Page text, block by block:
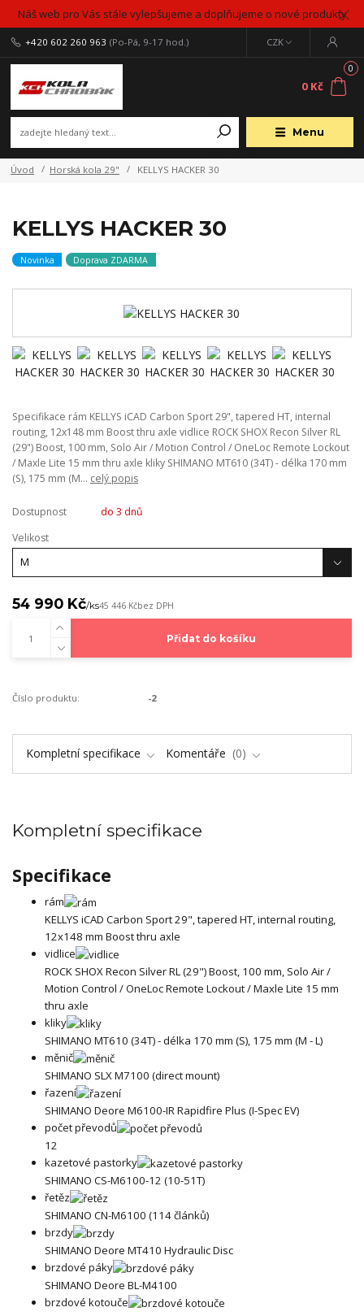
Náš web pro Vás stále vylepšujeme a doplňujeme o nové produkty
Menu
CZK
+420 602 260 963 (Po-Pá, 9-17 hod.)
0
0 Kč
Úvod Horská kola 29" KELLYS HACKER 30
KELLYS HACKER 30
Novinka Doprava ZDARMA
Specifikace rám KELLYS iCAD Carbon Sport 29", tapered HT, internal
routing, 12x148 mm Boost thru axle vidlice ROCK SHOX Recon Silver RL
(29") Boost, 100 mm, Solo Air / Motion Control / OneLoc Remote Lockout
/ Maxle Lite 15 mm thru axle kliky SHIMANO MT610 (34T) - délka 170 mm
(S), 175 mm (M... celý popis
Dostupnost
do 3 dnů
Velikost
54 990 Kč/ks45 446 Kčbez DPH
Přidat do košíku
Číslo produktu: -2
Kompletní specifikace Komentáře 0
Kompletní specifikace
Specifikace
rám
KELLYS iCAD Carbon Sport 29", tapered HT, internal routing,
12x148 mm Boost thru axle
vidlice
ROCK SHOX Recon Silver RL (29") Boost, 100 mm, Solo Air /
Motion Control / OneLoc Remote Lockout / Maxle Lite 15 mm
thru axle
kliky
SHIMANO MT610 (34T) - délka 170 mm (S), 175 mm (M - L)
měnič
SHIMANO SLX M7100 (direct mount)
řazení
SHIMANO Deore M6100-IR Rapidfire Plus (I-Spec EV)
počet převodů
12
kazetové pastorky
SHIMANO CS-M6100-12 (10-51T)
řetěz
SHIMANO CN-M6100 (114 článků)
brzdy
SHIMANO Deore MT410 Hydraulic Disc
brzdové páky
SHIMANO Deore BL-M4100
brzdové kotouče